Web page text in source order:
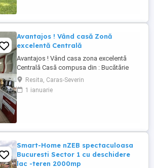
Avantajos ! Vând casă Zonă
excelentă Centrală
Avantajos ! Vând casa zona excelentă
Centrală Casă compusa din : Bucătărie
generoasă dotată cu centrala Living
generos Dormitoare 3 podele laminate
Baie 1 gresie si faianță Pivniță 1 Curte
Resita, Caras-Severin
1 ianuarie
Smart-Home nZEB spectaculoasa
Bucuresti Sector 1 cu deschidere
lac -teren 2000mp